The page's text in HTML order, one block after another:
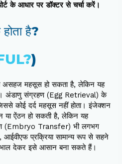
के आधार पर डॉक्टर से चर्चा करें।
है?
)
असहज महसूस हो सकता है, लेकिन यह
अंडाणु संग्रहण (Egg Retrieval) के
कोई दर्द महसूस नहीं होता। इंजेक्शन
ऐंठन हो सकती है, लेकिन यह
(Embryo Transfer) भी लगभग
आईवीएफ प्रक्रिया सामान्य रूप से सहने
देकर इसे आसान बना सकते हैं।